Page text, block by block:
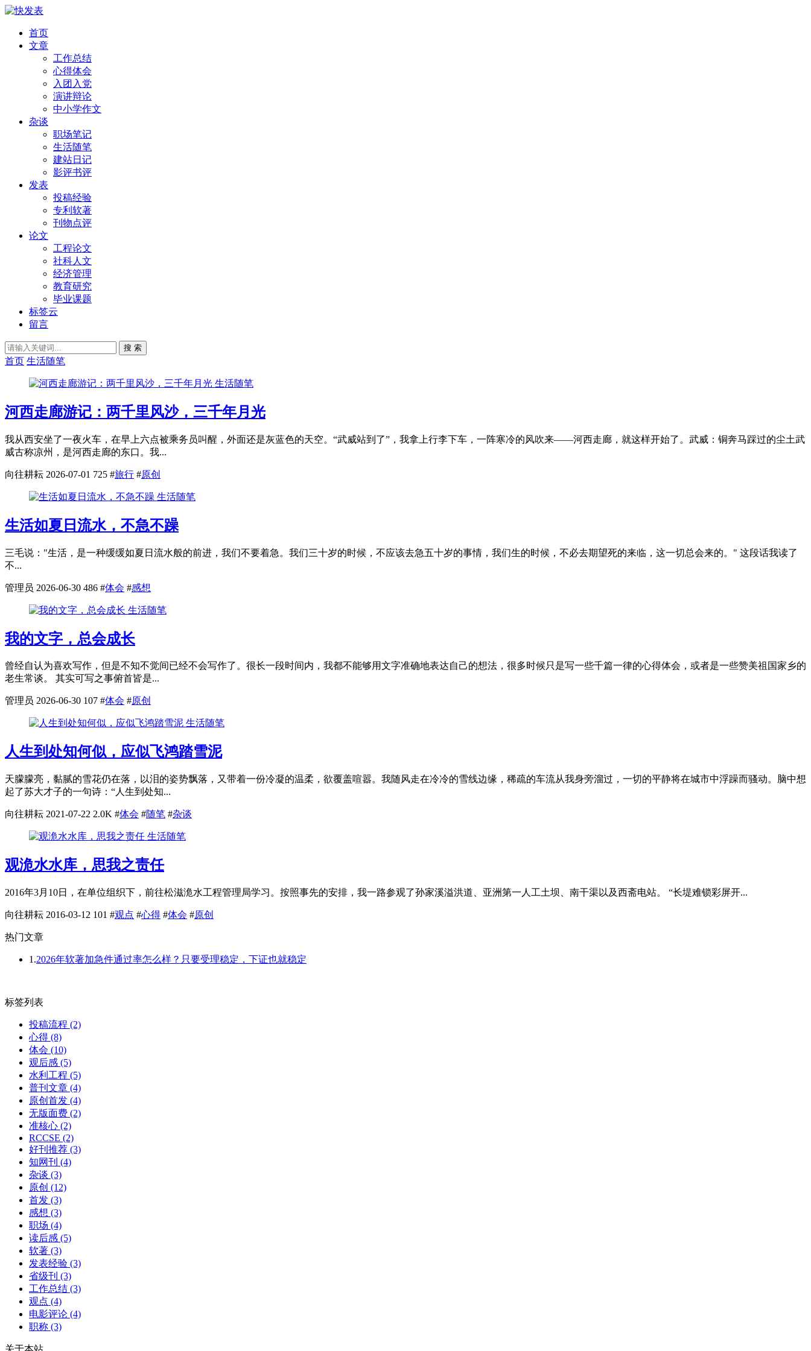
首页
文章
工作总结
心得体会
入团入党
演讲辩论
中小学作文
杂谈
职场笔记
生活随笔
建站日记
影评书评
发表
投稿经验
专利软著
刊物点评
论文
工程论文
社科人文
经济管理
教育研究
毕业课题
标签云
留言
搜 索
首页 生活随笔
生活随笔
河西走廊游记：两千里风沙，三千年月光
我从西安坐了一夜火车，在早上六点被乘务员叫醒，外面还是灰蓝色的天空。“武威站到了”，我拿上行李下车，一阵寒冷的风吹来——河西走廊，就这样开始了。武威：铜奔马踩过的尘土武
威古称凉州，是河西走廊的东口。我...
向往耕耘 2026-07-01 725 #旅行 #原创
生活随笔
生活如夏日流水，不急不躁
三毛说："生活，是一种缓缓如夏日流水般的前进，我们不要着急。我们三十岁的时候，不应该去急五十岁的事情，我们生的时候，不必去期望死的来临，这一切总会来的。" 这段话我读了
不...
管理员 2026-06-30 486 #体会 #感想
生活随笔
我的文字，总会成长
曾经自认为喜欢写作，但是不知不觉间已经不会写作了。很长一段时间内，我都不能够用文字准确地表达自己的想法，很多时候只是写一些千篇一律的心得体会，或者是一些赞美祖国家乡的
老生常谈。 其实可写之事俯首皆是...
管理员 2026-06-30 107 #体会 #原创
生活随笔
人生到处知何似，应似飞鸿踏雪泥
天朦朦亮，黏腻的雪花仍在落，以泪的姿势飘落，又带着一份冷凝的温柔，欲覆盖喧嚣。我随风走在冷冷的雪线边缘，稀疏的车流从我身旁溜过，一切的平静将在城市中浮躁而骚动。脑中想
起了苏大才子的一句诗：“人生到处知...
向往耕耘 2021-07-22 2.0K #体会 #随笔 #杂谈
生活随笔
观洈水水库，思我之责任
2016年3月10日，在单位组织下，前往松滋洈水工程管理局学习。按照事先的安排，我一路参观了孙家溪溢洪道、亚洲第一人工土坝、南干渠以及西斋电站。 “长堤难锁彩屏开...
向往耕耘 2016-03-12 101 #观点 #心得 #体会 #原创
热门文章
1.2026年软著加急件通过率怎么样？只要受理稳定，下证也就稳定
标签列表
投稿流程 (2)
心得 (8)
体会 (10)
观后感 (5)
水利工程 (5)
普刊文章 (4)
原创首发 (4)
无版面费 (2)
准核心 (2)
RCCSE (2)
好刊推荐 (3)
知网刊 (4)
杂谈 (3)
原创 (12)
首发 (3)
感想 (3)
职场 (4)
读后感 (5)
软著 (3)
发表经验 (3)
省级刊 (3)
工作总结 (3)
观点 (4)
电影评论 (4)
职称 (3)
关于本站